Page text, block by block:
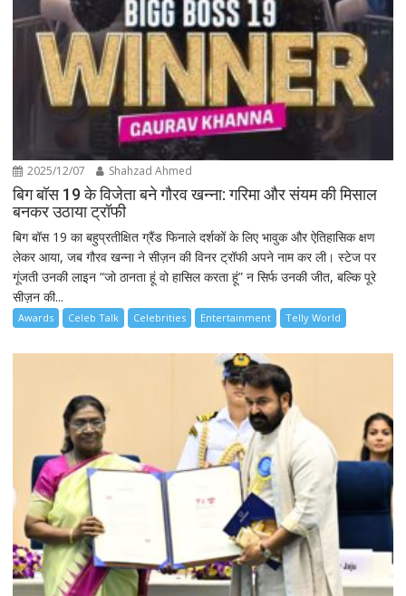
2025/12/07 Shahzad Ahmed
बिग बॉस 19 के विजेता बने गौरव खन्ना: गरिमा और संयम की मिसाल
बनकर उठाया ट्रॉफी
बिग बॉस 19 का बहुप्रतीक्षित ग्रैंड फिनाले दर्शकों के लिए भावुक और ऐतिहासिक क्षण
लेकर आया, जब गौरव खन्ना ने सीज़न की विनर ट्रॉफी अपने नाम कर ली। स्टेज पर
गूंजती उनकी लाइन “जो ठानता हूं वो हासिल करता हूं” न सिर्फ उनकी जीत, बल्कि पूरे
सीज़न की...
Awards Celeb Talk Celebrities Entertainment Telly World